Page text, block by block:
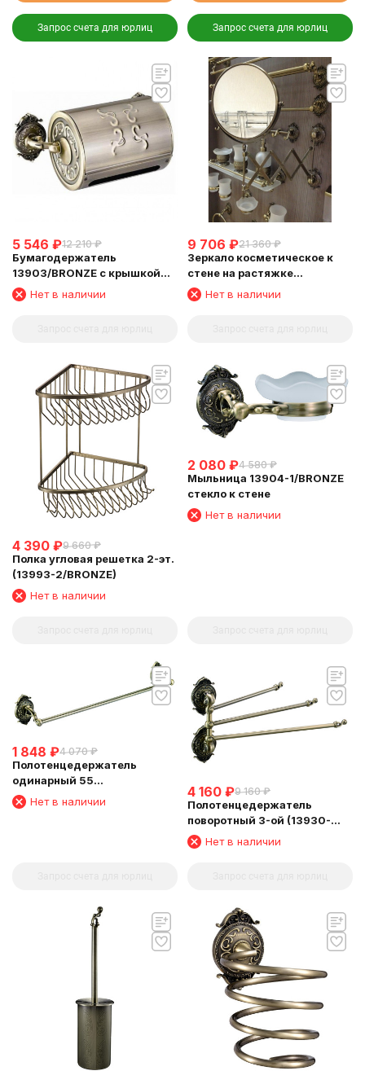
Запрос счета для юрлиц Запрос счета для юрлиц
5 546 ₽12 210 ₽
Бумагодержатель
13903/BRONZE с крышкой
закрытый
Нет в наличии
9 706 ₽21 360 ₽
Зеркало косметическое к
стене на растяжке
(13992/BRONZE)
Нет в наличии
4 390 ₽9 660 ₽
Полка угловая решетка 2-эт.
(13993-2/BRONZE)
Нет в наличии
2 080 ₽4 580 ₽
Мыльница 13904-1/BRONZE
стекло к стене
Нет в наличии
1 848 ₽4 070 ₽
Полотенцедержатель
одинарный 55
см(13960/BRONZE)
Нет в наличии
4 160 ₽9 160 ₽
Полотенцедержатель
поворотный 3-ой (13930-
3/BRONZE)
Нет в наличии